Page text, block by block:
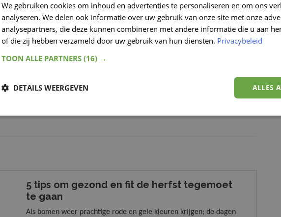
Multi
(93)
Vanaf
Vitamine B12 Zuigtablet
(147)
5 tips om gezond en fit de herfst tegemoet
te gaan
Als bomen weer prachtige rode en gele kleuren krijgen; de dagen
We gebruiken cookies om inhoud en advertenties te personaliseren en om ons
analyseren. We delen ook informatie over uw gebruik van onze site met onze
analysepartners, die deze kunnen combineren met andere informatie die u aan
of die zij hebben verzameld door uw gebruik van hun diensten. Privacybeleid
TOON ALLE PARTNERS (16) →
ALLES
DETAILS WEERGEVEN